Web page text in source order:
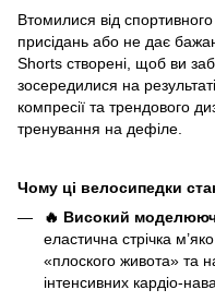
Втомилися від
присідань або не дає
Shorts створені, щоб ви
зосередилися на
компресії та трендового
тренування на дефіле.
Чому ці велосипедки
🔥 Високий
еластична стрічка
«плоского живота» та
інтенсивних кардіо-